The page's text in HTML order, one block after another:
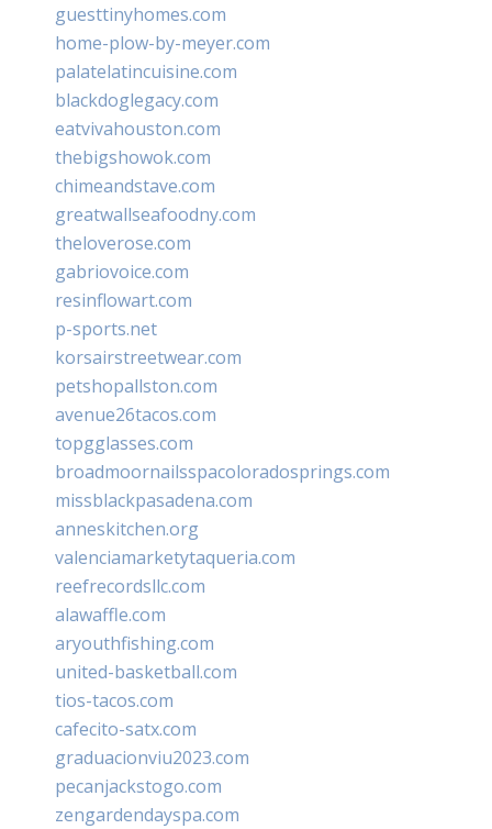
guesttinyhomes.com
home-plow-by-meyer.com
palatelatincuisine.com
blackdoglegacy.com
eatvivahouston.com
thebigshowok.com
chimeandstave.com
greatwallseafoodny.com
theloverose.com
gabriovoice.com
resinflowart.com
p-sports.net
korsairstreetwear.com
petshopallston.com
avenue26tacos.com
topgglasses.com
broadmoornailsspacoloradosprings.com
missblackpasadena.com
anneskitchen.org
valenciamarketytaqueria.com
reefrecordsllc.com
alawaffle.com
aryouthfishing.com
united-basketball.com
tios-tacos.com
cafecito-satx.com
graduacionviu2023.com
pecanjackstogo.com
zengardendayspa.com